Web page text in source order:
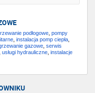
podłogowe pompy
instalacja pomp ciepła
gazowe serwis
usługi hydrauliczne instalacje